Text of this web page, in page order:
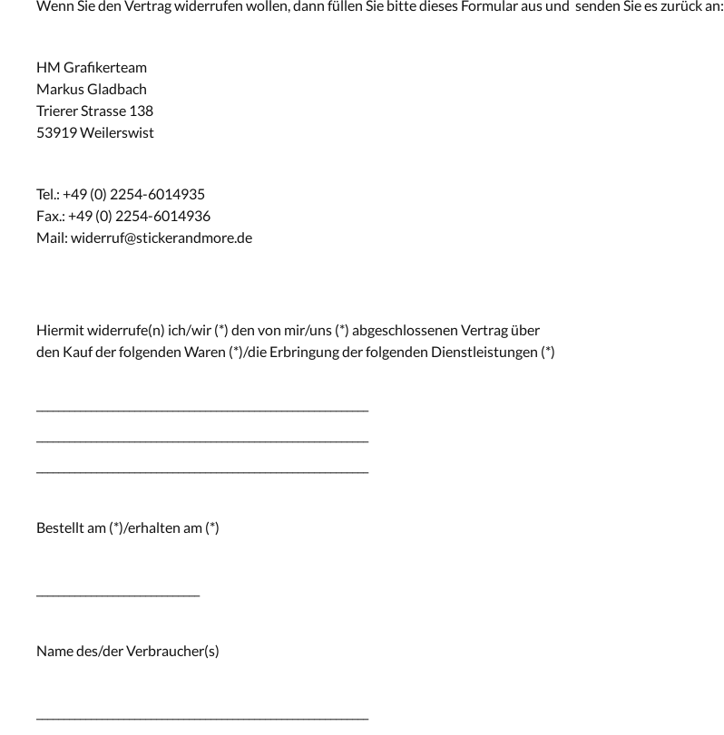
Wenn Sie den Vertrag widerrufen wollen, dann füllen Sie bitte dieses Formular aus und senden Sie es zurück an:
HM Grafikerteam
Markus Gladbach
Trierer Strasse 138
53919 Weilerswist
Tel.: +49 (0) 2254-6014935
Fax.: +49 (0) 2254-6014936
Mail: widerruf@stickerandmore.de
Hiermit widerrufe(n) ich/wir (*) den von mir/uns (*) abgeschlossenen Vertrag über
den Kauf der folgenden Waren (*)/die Erbringung der folgenden Dienstleistungen (*)
Bestellt am (*)/erhalten am (*)
Name des/der Verbraucher(s)